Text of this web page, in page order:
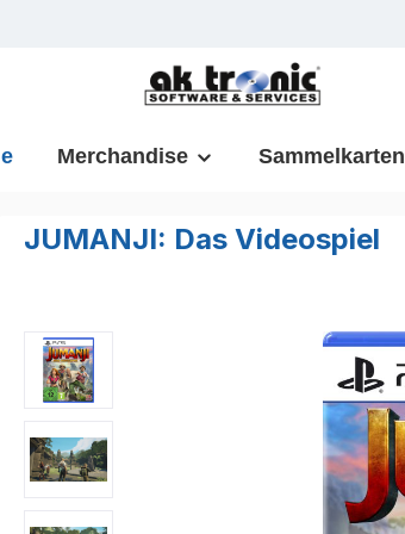
Merchandise Sammelkarten
JUMANJI: Das Videospiel
Bildergalerie überspringen